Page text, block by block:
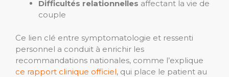
Difficultés relationnelles affectant la vie de
couple
Ce lien clé entre symptomatologie et ressenti
personnel a conduit à enrichir les
recommandations nationales, comme l’explique
ce rapport clinique officiel, qui place le patient au